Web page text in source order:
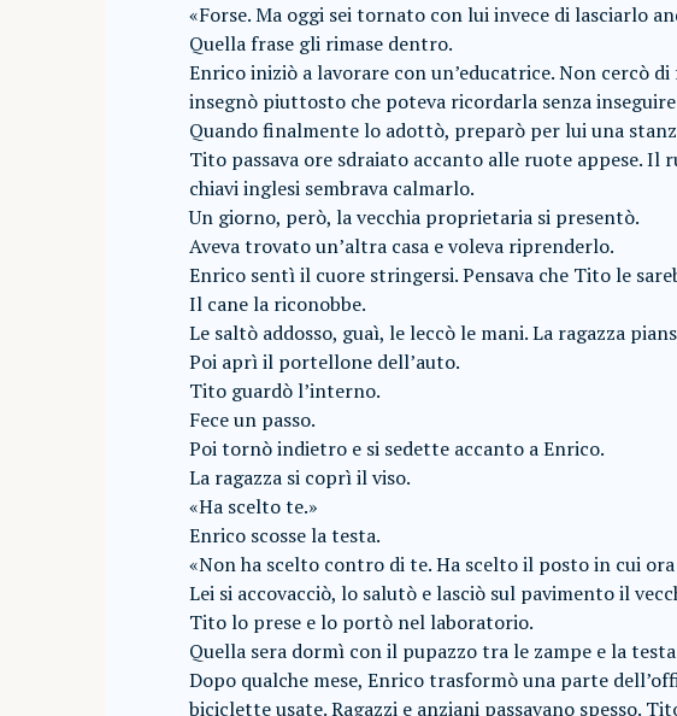
«Forse. Ma oggi sei tornato con lui invece di lasciarlo
Quella frase gli rimase dentro.
Enrico iniziò a lavorare con un’educatrice. Non cercò
insegnò piuttosto che poteva ricordarla senza
Quando finalmente lo adottò, preparò per lui una
Tito passava ore sdraiato accanto alle ruote appese. Il
chiavi inglesi sembrava calmarlo.
Un giorno, però, la vecchia proprietaria si presentò.
Aveva trovato un’altra casa e voleva riprenderlo.
Enrico sentì il cuore stringersi. Pensava che Tito le
Il cane la riconobbe.
Le saltò addosso, guaì, le leccò le mani. La ragazza
Poi aprì il portellone dell’auto.
Tito guardò l’interno.
Fece un passo.
Poi tornò indietro e si sedette accanto a Enrico.
La ragazza si coprì il viso.
«Ha scelto te.»
Enrico scosse la testa.
«Non ha scelto contro di te. Ha scelto il posto in cui
Lei si accovacciò, lo salutò e lasciò sul pavimento il
Tito lo prese e lo portò nel laboratorio.
Quella sera dormì con il pupazzo tra le zampe e la
Dopo qualche mese, Enrico trasformò una parte
biciclette usate. Ragazzi e anziani passavano spesso.